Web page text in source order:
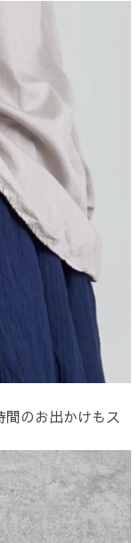
のお出かけもス